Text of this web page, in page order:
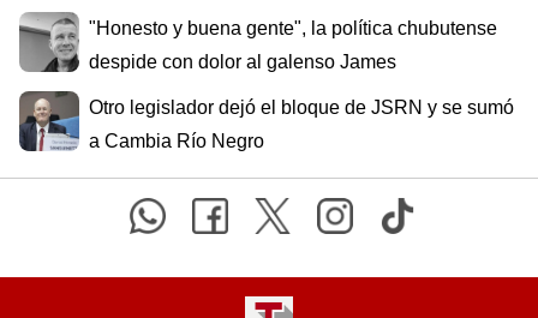
"Honesto y buena gente", la política chubutense
despide con dolor al galenso James
Otro legislador dejó el bloque de JSRN y se sumó
a Cambia Río Negro